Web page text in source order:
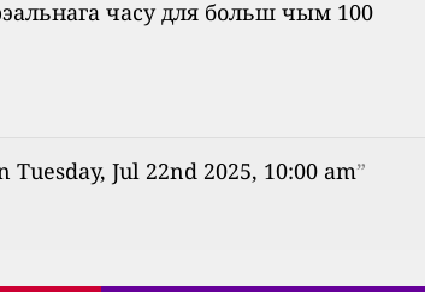
часу для больш чым 100
Tuesday, Jul 22nd 2025, 10:00 am”